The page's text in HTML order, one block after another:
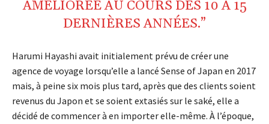
AMÉLIORÉE AU COURS DES 10 À 15
DERNIÈRES ANNÉES.”
Harumi Hayashi avait initialement prévu de créer une
agence de voyage lorsqu’elle a lancé Sense of Japan en 2017
mais, à peine six mois plus tard, après que des clients soient
revenus du Japon et se soient extasiés sur le saké, elle a
décidé de commencer à en importer elle-même. À l’époque,